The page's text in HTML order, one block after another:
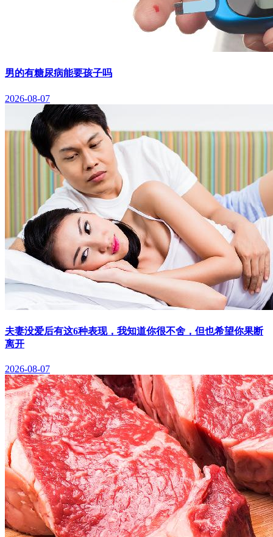
男的有糖尿病能要孩子吗
2026-08-07
夫妻没爱后有这6种表现，我知道你很不舍，但也希望你果断
离开
2026-08-07